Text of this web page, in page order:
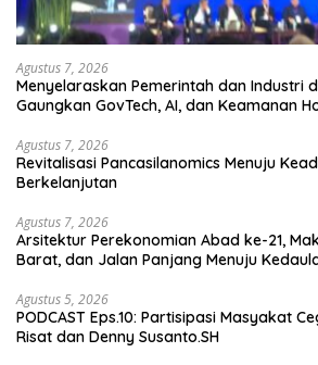
Agustus 7, 2026
Menyelaraskan Pemerintah dan Industri
Gaungkan GovTech, AI, dan Keamanan
Agustus 7, 2026
Revitalisasi Pancasilanomics Menuju
Berkelanjutan
Agustus 7, 2026
Arsitektur Perekonomian Abad ke-21,
Barat, dan Jalan Panjang Menuju
Agustus 5, 2026
PODCAST Eps.10: Partisipasi Masyakat
Risat dan Denny Susanto.SH